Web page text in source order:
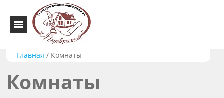
Главная / Комнаты
Комнаты